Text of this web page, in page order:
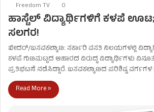
Freedom TV 0
ಹಾಸ್ಟೆಲ್ ವಿದ್ಯಾರ್ಥಿಗಳಿಗೆ ಕಳಪೆ ಊಟ;
ಸಲಗರ!
ಬೀದರ್/ಬಸವಕಲ್ಯಾಣ: ಸರ್ಕಾರಿ ವಸತಿ ನಿಲಯಗಳಲ್ಲಿ
ಕಳಪೆ ಗುಣಮಟ್ಟದ ಆಹಾರದ ವಿರುದ್ಧ ವಿದ್ಯಾರ್ಥಿಗಳು
ಪ್ರತಿಭಟನೆ ನಡೆಸಿದ್ದಾರೆ. ಬಸವಕಲ್ಯಾಣದ ಪರಿಶಿಷ್ಟ ವರ್ಗಗಳ
Read More »